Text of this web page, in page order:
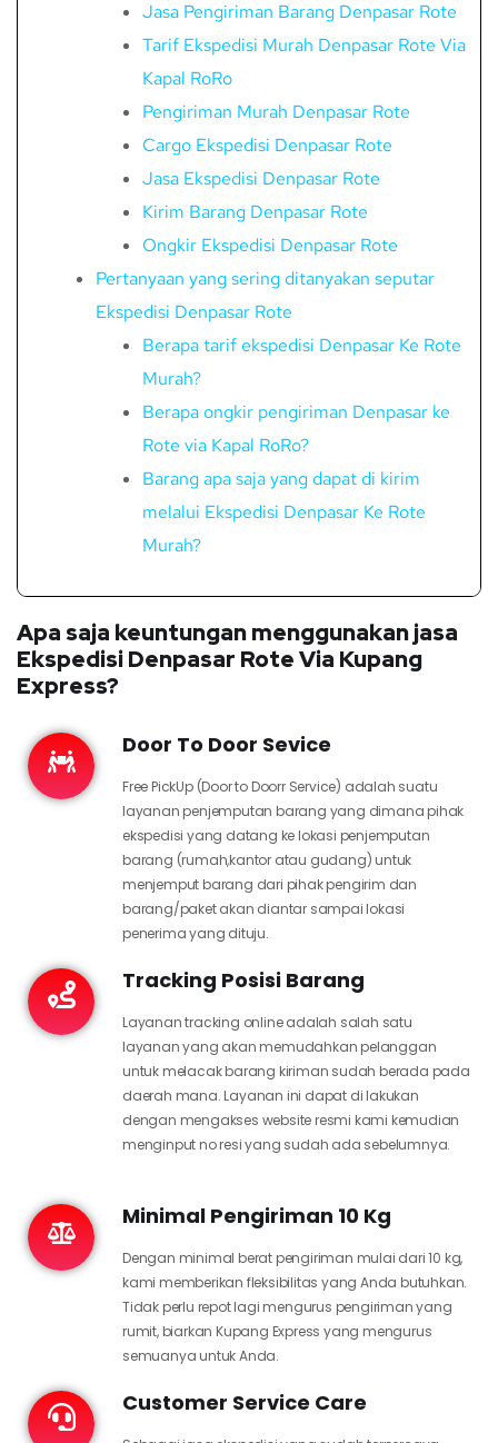
Jasa Pengiriman Barang Denpasar Rote
Tarif Ekspedisi Murah Denpasar Rote Via
Kapal RoRo
Pengiriman Murah Denpasar Rote
Cargo Ekspedisi Denpasar Rote
Jasa Ekspedisi Denpasar Rote
Kirim Barang Denpasar Rote
Ongkir Ekspedisi Denpasar Rote
Pertanyaan yang sering ditanyakan seputar
Ekspedisi Denpasar Rote
Berapa tarif ekspedisi Denpasar Ke Rote
Murah?
Berapa ongkir pengiriman Denpasar ke
Rote via Kapal RoRo?
Barang apa saja yang dapat di kirim
melalui Ekspedisi Denpasar Ke Rote
Murah?
Apa saja keuntungan menggunakan jasa
Ekspedisi Denpasar Rote Via Kupang
Express?
Door To Door Sevice
Free PickUp (Door to Doorr Service) adalah suatu
layanan penjemputan barang yang dimana pihak
ekspedisi yang datang ke lokasi penjemputan
barang (rumah,kantor atau gudang) untuk
menjemput barang dari pihak pengirim dan
barang/paket akan diantar sampai lokasi
penerima yang dituju.
Tracking Posisi Barang
Layanan tracking online adalah salah satu
layanan yang akan memudahkan pelanggan
untuk melacak barang kiriman sudah berada pada
daerah mana. Layanan ini dapat di lakukan
dengan mengakses website resmi kami kemudian
menginput no resi yang sudah ada sebelumnya.
Minimal Pengiriman 10 Kg
Dengan minimal berat pengiriman mulai dari 10 kg,
kami memberikan fleksibilitas yang Anda butuhkan.
Tidak perlu repot lagi mengurus pengiriman yang
rumit, biarkan Kupang Express yang mengurus
semuanya untuk Anda.
Customer Service Care